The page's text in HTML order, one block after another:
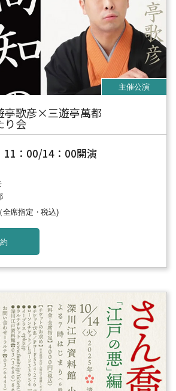
亭歌彦×三遊亭萬都
り会
11：00/14：00開演
（全席指定・税込)